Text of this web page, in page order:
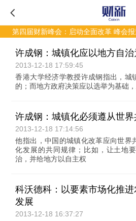
第四届财新峰会：启动全面改革 峰会报
许成钢：城镇化应以地方自治
2013-12-18 17:59:45
香港大学经济学教授许成钢指出，城
的；而地方政府决策应以选举为基础
许成钢：城镇化必须遵从世界
2013-12-18 17:14:56
他指出，中国的城镇化改革应向世界
化发展的共同规律；比如，让土地
治，并给地方以自主权
科沃德科：以要素市场化推进
发展
2013-12-18 16:37:27